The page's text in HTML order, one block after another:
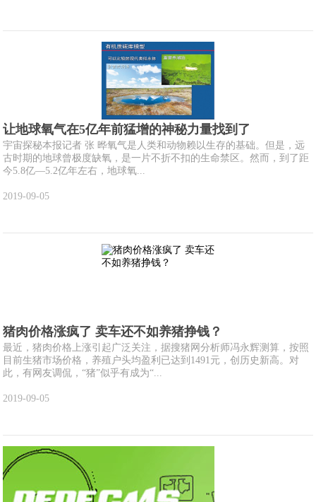
让地球氧气在5亿年前猛增的神秘力量找到了
宇宙探秘本报记者 张 晔氧气是人类和动物赖以生存的基础。但是，远
古时期的地球曾极度缺氧，是一片不折不扣的生命禁区。然而，到了距
今5.8亿—5.2亿年左右，地球氧...
2019-09-05
猪肉价格涨疯了 卖车还不如养猪挣钱？
最近，猪肉价格上涨引起广泛关注，据搜猪网分析师冯永辉测算，按照
目前生猪市场价格，养殖户头均盈利已达到1491元，创历史新高。对
此，有网友调侃，“猪”似乎有成为“...
2019-09-05